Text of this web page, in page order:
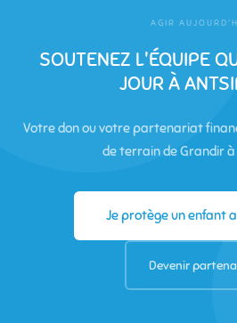
AGIR
SOUTENEZ L'ÉQUIPE
JOUR À
Votre don ou votre partenariat
de terrain de Grandir
Je protège un enfant
Devenir